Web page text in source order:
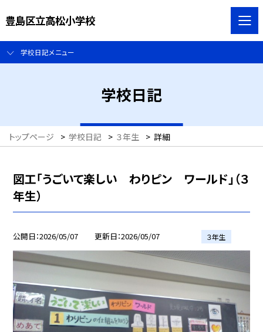
豊島区立高松小学校
学校日記メニュー
学校日記
トップページ > 学校日記 > ３年生 > 詳細
図工「うごいて楽しい わりピン ワールド」（３
年生）
公開日 2026/05/07 更新日 2026/05/07 ３年生